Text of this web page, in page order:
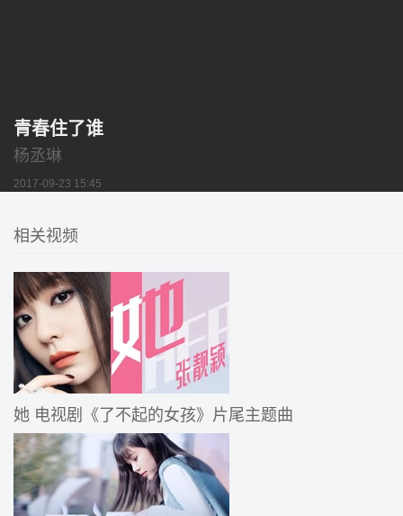
青春住了谁
杨丞琳
2017-09-23 15:45
相关视频
她 电视剧《了不起的女孩》片尾主题曲